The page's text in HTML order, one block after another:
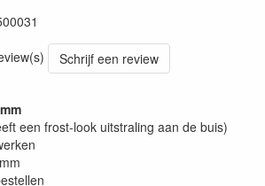
Schrijf een review
een frost-look uitstraling aan de buis)